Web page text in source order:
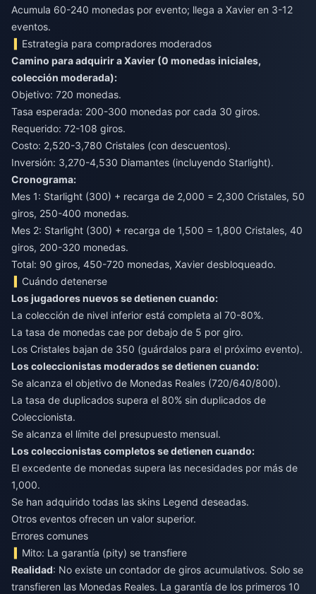
Acumula 60-240 monedas por evento; llega a Xavier en 3-12
eventos.
Estrategia para compradores moderados
Camino para adquirir a Xavier (0 monedas iniciales,
colección moderada):
Objetivo: 720 monedas.
Tasa esperada: 200-300 monedas por cada 30 giros.
Requerido: 72-108 giros.
Costo: 2,520-3,780 Cristales (con descuentos).
Inversión: 3,270-4,530 Diamantes (incluyendo Starlight).
Cronograma:
Mes 1: Starlight (300) + recarga de 2,000 = 2,300 Cristales, 50
giros, 250-400 monedas.
Mes 2: Starlight (300) + recarga de 1,500 = 1,800 Cristales, 40
giros, 200-320 monedas.
Total: 90 giros, 450-720 monedas, Xavier desbloqueado.
Cuándo detenerse
Los jugadores nuevos se detienen cuando:
La colección de nivel inferior está completa al 70-80%.
La tasa de monedas cae por debajo de 5 por giro.
Los Cristales bajan de 350 (guárdalos para el próximo evento).
Los coleccionistas moderados se detienen cuando:
Se alcanza el objetivo de Monedas Reales (720/640/800).
La tasa de duplicados supera el 80% sin duplicados de
Coleccionista.
Se alcanza el límite del presupuesto mensual.
Los coleccionistas completos se detienen cuando:
El excedente de monedas supera las necesidades por más de
1,000.
Se han adquirido todas las skins Legend deseadas.
Otros eventos ofrecen un valor superior.
Errores comunes
Mito: La garantía (pity) se transfiere
Realidad: No existe un contador de giros acumulativos. Solo se
transfieren las Monedas Reales. La garantía de los primeros 10